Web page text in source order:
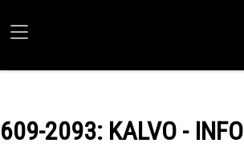
609-2093: KALVO - INFO